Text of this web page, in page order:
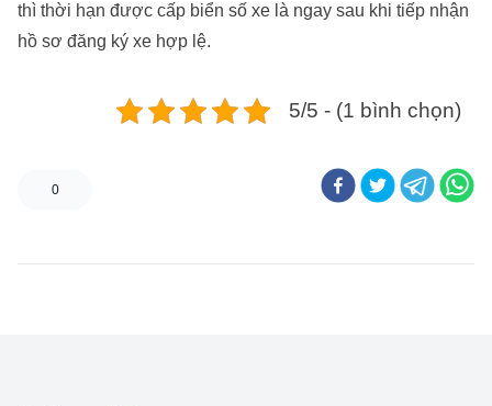
thì thời hạn được cấp biển số xe là ngay sau khi tiếp nhận
hồ sơ đăng ký xe hợp lệ.
5/5 - (1 bình chọn)
0